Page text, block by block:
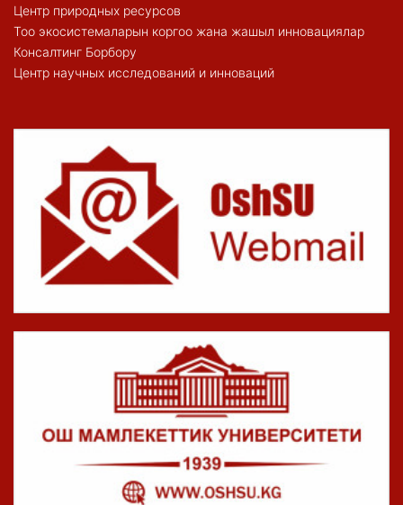
Центр природных ресурсов
Тоо экосистемаларын коргоо жана жашыл инновациялар
Консалтинг Борбору
Центр научных исследований и инноваций